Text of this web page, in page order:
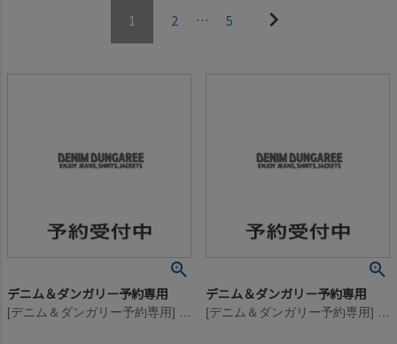
1 2 … 5
デニム＆ダンガリー予約専用 デニム＆ダンガリー予約専用